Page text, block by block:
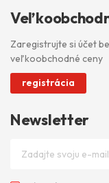
Zaregistrujte si účet
veľkoobchodné ceny
registrácia
Newsletter